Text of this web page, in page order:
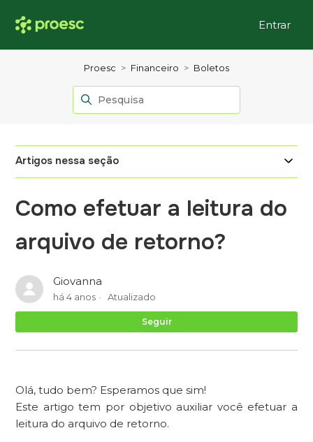
Entrar
Proesc Financeiro Boletos
Artigos nessa seção
Como efetuar a leitura do
arquivo de retorno?
Giovanna
há 4 anos Atualizado
Seguir
Olá, tudo bem? Esperamos que sim!
Este artigo tem por objetivo auxiliar você efetuar a
leitura do arquivo de retorno.